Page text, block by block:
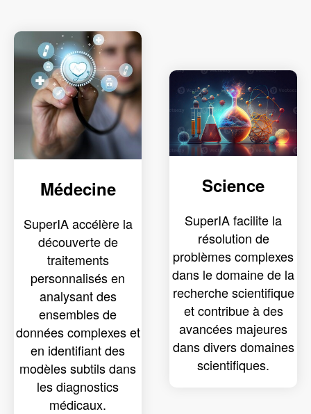
Médecine
SuperIA accélère la
découverte de
traitements
personnalisés en
analysant des
ensembles de
données complexes et
en identifiant des
modèles subtils dans
les diagnostics
médicaux.
Science
SuperIA facilite la
résolution de
problèmes complexes
dans le domaine de la
recherche scientifique
et contribue à des
avancées majeures
dans divers domaines
scientifiques.